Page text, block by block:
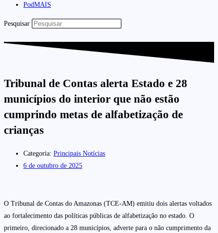
PodMAIS
Pesquisar
Tribunal de Contas alerta Estado e 28
municípios do interior que não estão
cumprindo metas de alfabetização de
crianças
Categoria: Principais Notícias
6 de outubro de 2025
O Tribunal de Contas do Amazonas (TCE-AM) emitiu dois alertas voltados
ao fortalecimento das políticas públicas de alfabetização no estado. O
primeiro, direcionado a 28 municípios, adverte para o não cumprimento da